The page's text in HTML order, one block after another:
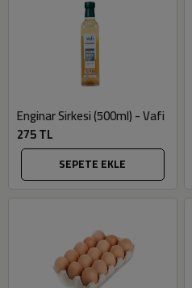
Enginar Sirkesi (500ml) - Vafi
275 TL
SEPETE EKLE